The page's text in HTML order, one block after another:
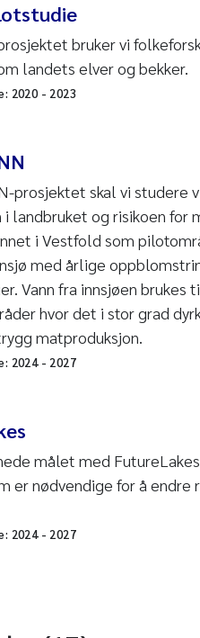
bruker vi
landets elver og bekker.
2020- 2023
prosjektet skal vi studere
i landbruket og risikoen
i Vestfold som
med årlige
Vann fra innsjøen brukes
hvor det i stor grad
matproduksjon.
2024- 2027
målet med
er nødvendige for å endre
2024- 2027